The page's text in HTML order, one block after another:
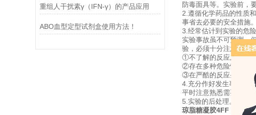
重组人干扰素γ（IFN-γ）的产品应用
ABO血型定型试剂盒使用方法！
防毒面具等。实验前，
2.遵循化学药品的性质
事省去必要的安全措施。
3.经常估计到实验的危
实验事故虽不可预测，
验，必须十分注意。
①不了解的反应及操作;
②存在多种危险性的实
③在严酷的反应条件(如
4.充分作好发生事故时
平时注意熟悉需要关闭
5.实验的后处理。实验
琼脂糖凝胶4FF